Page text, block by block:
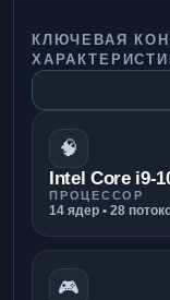
КЛЮЧЕВАЯ
🧠
Intel Core i9-
ПРОЦЕССОР
14 ядер • 28
🎮